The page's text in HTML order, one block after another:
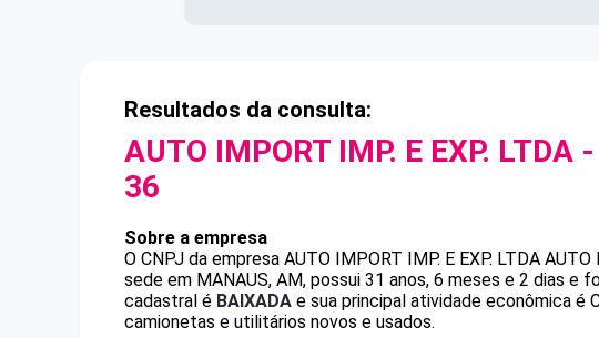
Resultados da consulta:
AUTO IMPORT IMP. E EXP. LTDA
36
Sobre a empresa
O CNPJ da empresa AUTO IMPORT IMP. E EXP. LTDA AUTO
sede em MANAUS, AM, possui 31 anos, 6 meses e 2 dias e
cadastral é BAIXADA e sua principal atividade econômica é
camionetas e utilitários novos e usados.